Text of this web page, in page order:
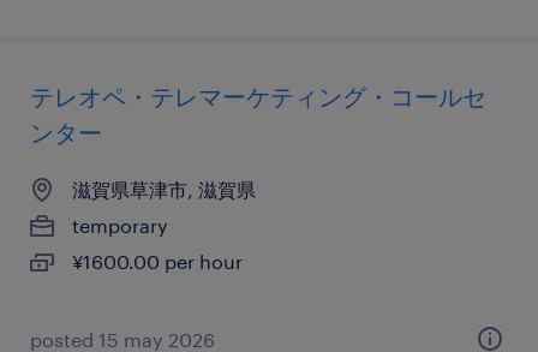
テレオペ・テレマーケティング・コールセ
ンター
滋賀県草津市, 滋賀県
temporary
¥1600.00 per hour
posted 15 may 2026